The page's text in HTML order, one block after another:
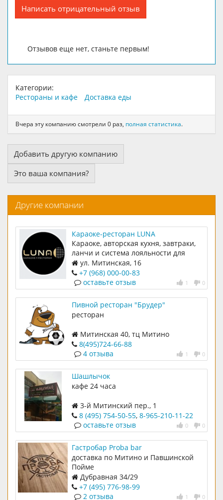
Написать отрицательный отзыв
Отзывов еще нет, станьте первым!
Категории:
Рестораны и кафе
Доставка еды
Вчера эту компанию смотрели 0 раз, полная статистика.
Добавить другую компанию
Это ваша компания?
Другие компании
Караоке-ресторан LUNA
Караоке, авторская кухня, завтраки,
ланчи и система лояльности для
наших гостей
ул. Митинская, 16
+7 (968) 000-00-83
1 0
оставьте отзыв
Пивной ресторан "Брудер"
ресторан
Митинская 40, тц Митино
8(495)724-66-88
1 0
4 отзыва
Шашлычок
кафе 24 часа
3-й Митинский пер., 1
8 (495) 754-50-55, 8-965-210-11-22
0 0
оставьте отзыв
Гастробар Proba bar
доставка по Митино и Павшинской
Пойме
Дубравная 34/29
+7 (495) 776-98-99
1 0
2 отзыва